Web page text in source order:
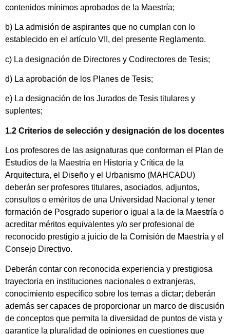
contenidos mínimos aprobados de la Maestría;
b) La admisión de aspirantes que no cumplan con lo
establecido en el artículo VII, del presente Reglamento.
c) La designación de Directores y Codirectores de Tesis;
d) La aprobación de los Planes de Tesis;
e) La designación de los Jurados de Tesis titulares y
suplentes;
1.2 Criterios de selección y designación de los docentes
Los profesores de las asignaturas que conforman el Plan de
Estudios de la Maestría en Historia y Crítica de la
Arquitectura, el Diseño y el Urbanismo (MAHCADU)
deberán ser profesores titulares, asociados, adjuntos,
consultos o eméritos de una Universidad Nacional y tener
formación de Posgrado superior o igual a la de la Maestría o
acreditar méritos equivalentes y/o ser profesional de
reconocido prestigio a juicio de la Comisión de Maestría y el
Consejo Directivo.
Deberán contar con reconocida experiencia y prestigiosa
trayectoria en instituciones nacionales o extranjeras,
conocimiento específico sobre los temas a dictar; deberán
además ser capaces de proporcionar un marco de discusión
de conceptos que permita la diversidad de puntos de vista y
garantice la pluralidad de opiniones en cuestiones que